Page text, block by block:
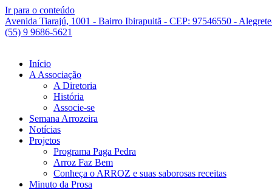
Ir para o conteúdo
Avenida Tiarajú, 1001 - Bairro Ibirapuitã - CEP: 97546550 -
(55) 9 9686-5621
Início
A Associação
A Diretoria
História
Associe-se
Semana Arrozeira
Notícias
Projetos
Programa Paga Pedra
Arroz Faz Bem
Conheça o ARROZ e suas saborosas receitas
Minuto da Prosa